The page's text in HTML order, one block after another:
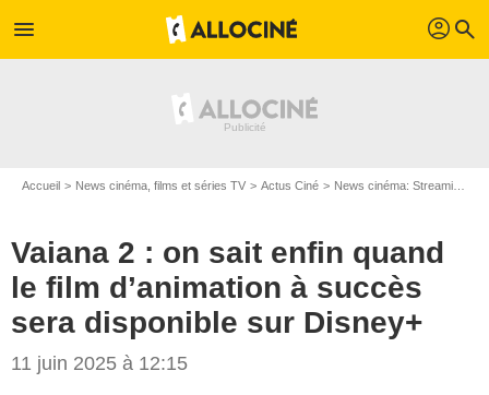
menu profil search
Accueil News cinéma, films et séries TV Actus Ciné News cinéma: Streaming
Vaiana 2 : on sait enfin quand
le film d’animation à succès
sera disponible sur Disney+
11 juin 2025 à 12:15